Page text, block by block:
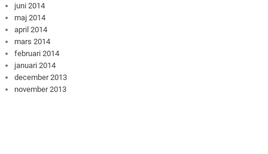
juni 2014
maj 2014
april 2014
mars 2014
februari 2014
januari 2014
december 2013
november 2013